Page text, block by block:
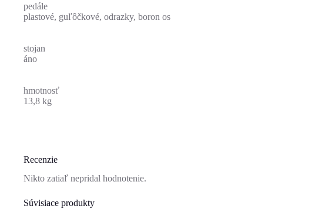
pedále
plastové, guľôčkové, odrazky, boron os
stojan
áno
hmotnosť
13,8 kg
Recenzie
Nikto zatiaľ nepridal hodnotenie.
Súvisiace produkty